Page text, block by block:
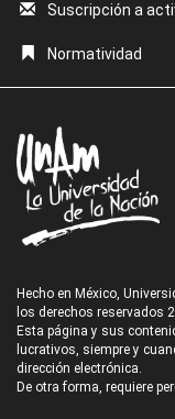
Suscripción a
Normatividad
Hecho en México,
los derechos reservados
Esta página y sus
lucrativos, siempre y
dirección electrónica.
De otra forma, requiere